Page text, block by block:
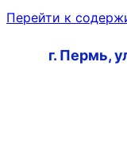
Перейти к
г. Пермь,